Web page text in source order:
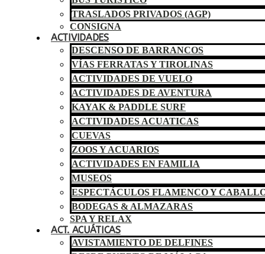
TRASLADOS PRIVADOS (AGP)
CONSIGNA
ACTIVIDADES
DESCENSO DE BARRANCOS
VÍAS FERRATAS Y TIROLINAS
ACTIVIDADES DE VUELO
ACTIVIDADES DE AVENTURA
KAYAK & PADDLE SURF
ACTIVIDADES ACUATICAS
CUEVAS
ZOOS Y ACUARIOS
ACTIVIDADES EN FAMILIA
MUSEOS
ESPECTÁCULOS FLAMENCO Y
BODEGAS & ALMAZARAS
SPA Y RELAX
ACT. ACUÁTICAS
AVISTAMIENTO DE DELFINES